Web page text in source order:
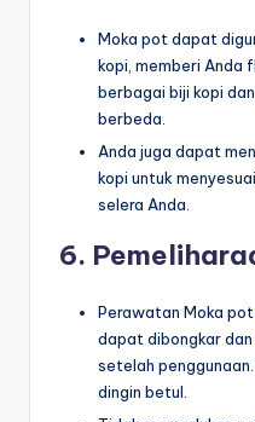
Moka pot dapat
kopi, memberi Anda
berbagai biji kopi
berbeda.
Anda juga dapat
kopi untuk
selera Anda.
6.
Perawatan Moka
dapat dibongkar
setelah
dingin betul.